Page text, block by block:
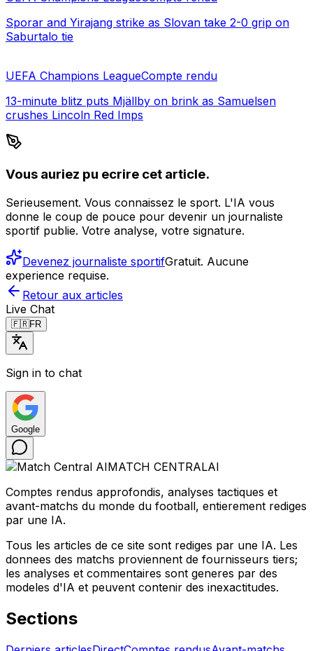
Sporar and Yirajang strike as Slovan take 2-0 grip on
Saburtalo tie
UEFA Champions LeagueCompte rendu
13-minute blitz puts Mjällby on brink as Samuelsen
crushes Lincoln Red Imps
Vous auriez pu ecrire cet article.
Serieusement. Vous connaissez le sport. L'IA vous
donne le coup de pouce pour devenir un journaliste
sportif publie. Votre analyse, votre signature.
Devenez journaliste sportifGratuit. Aucune
experience requise.
Retour aux articles
Live Chat
🇫🇷FR
Sign in to chat
Google
MATCH CENTRALAI
Comptes rendus approfondis, analyses tactiques et
avant-matchs du monde du football, entierement rediges
par une IA.
Tous les articles de ce site sont rediges par une IA. Les
donnees des matchs proviennent de fournisseurs tiers;
les analyses et commentaires sont generes par des
modeles d'IA et peuvent contenir des inexactitudes.
Sections